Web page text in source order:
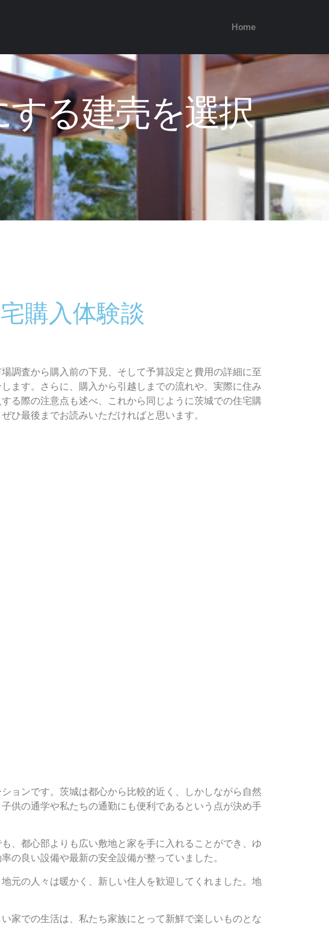
Home
る建売を選択
購入体験談
調査から購入前の下見、そして予算設定と費用の詳細に至
ます。さらに、購入から引越しまでの流れや、実際に住み
る際の注意点も述べ、これから同じように茨城での住宅購
ひ最後までお読みいただければと思います。
ョンです。茨城は都心から比較的近く、しかしながら自然
供の通学や私たちの通勤にも便利であるという点が決め手
、都心部よりも広い敷地と家を手に入れることができ、ゆ
の良い設備や最新の安全設備が整っていました。
元の人々は暖かく、新しい住人を歓迎してくれました。地
家での生活は、私たち家族にとって新鮮で楽しいものとな